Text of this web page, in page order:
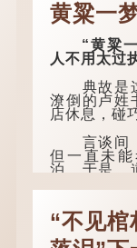
黄粱一
“黄粱一
人不用太过
典故是这
潦倒的卢姓
店休息，碰
言谈间，
但一直未
泊。于是，
这时，
“不见棺